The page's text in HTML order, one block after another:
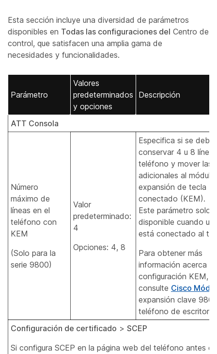
Esta sección incluye una diversidad de parámetros
disponibles en Todas las configuraciones del Centro de
control, que satisfacen una amplia gama de
necesidades y funcionalidades.
Parámetro
Valores
predeterminados
y opciones
Descripción
ATT Consola
Número
máximo de
líneas en el
teléfono con
KEM
(Solo para la
serie 9800)
Valor
predeterminado:
4
Opciones: 4, 8
Especifica si se
conservar 4 u 8
teléfono y mover las
adicionales al
expansión de tecla
conectado (KEM).
Este parámetro solo
disponible cuando un
está conectado al
Para obtener más
información acerca
configuración KEM,
consulte Cisco
expansión clave
teléfono de escritorio.
Configuración de certificado > SCEP
Si configura SCEP en la página web del teléfono antes